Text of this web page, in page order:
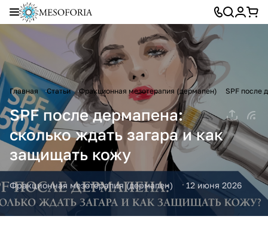
Главная Статьи Фракционная мезотерапия (дермапен) SPF после
SPF после дермапена:
сколько ждать загара и как
защищать кожу
Фракционная мезотерапия (дермапен) 12 июня 2026